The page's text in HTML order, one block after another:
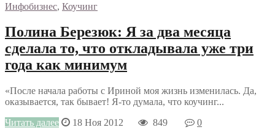
Инфобизнес, Коучинг
Полина Березюк: Я за два месяца
сделала то, что откладывала уже три
года как минимум
«После начала работы с Ириной моя жизнь изменилась. Да,
оказывается, так бывает! Я-то думала, что коучинг...
Читать далее
18 Ноя 2012 849 0